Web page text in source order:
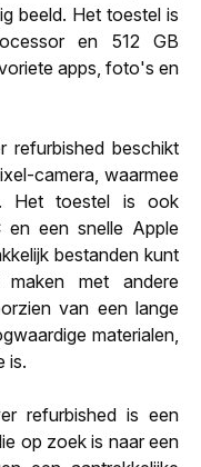
beeld. Het toestel is
en 512 GB
apps, foto's en
refurbished beschikt
camera, waarmee
Het toestel is ook
en een snelle Apple
bestanden kunt
met andere
van een lange
materialen,
is.
refurbished is een
op zoek is naar een